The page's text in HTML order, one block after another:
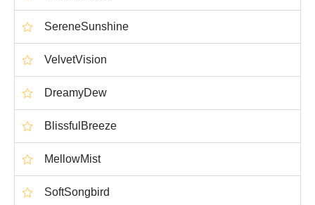
SereneSunshine
VelvetVision
DreamyDew
BlissfulBreeze
MellowMist
SoftSongbird